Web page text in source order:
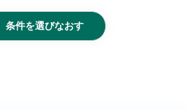
条件を選びなおす